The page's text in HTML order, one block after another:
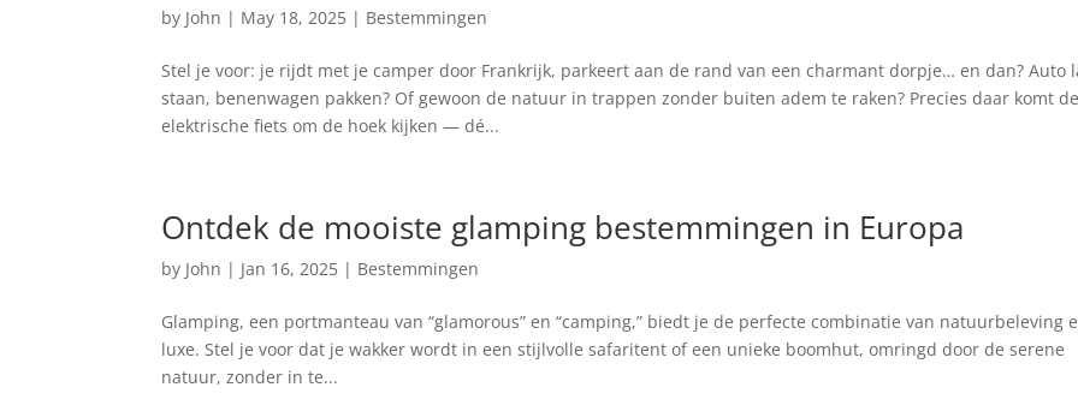
by John | May 18, 2025 | Bestemmingen
Stel je voor: je rijdt met je camper door Frankrijk, parkeert aan de rand van een charmant dorpje… en dan? Auto
staan, benenwagen pakken? Of gewoon de natuur in trappen zonder buiten adem te raken? Precies daar komt
elektrische fiets om de hoek kijken — dé...
Ontdek de mooiste glamping bestemmingen in Europa
by John | Jan 16, 2025 | Bestemmingen
Glamping, een portmanteau van “glamorous” en “camping,” biedt je de perfecte combinatie van natuurbeleving
luxe. Stel je voor dat je wakker wordt in een stijlvolle safaritent of een unieke boomhut, omringd door de serene
natuur, zonder in te...